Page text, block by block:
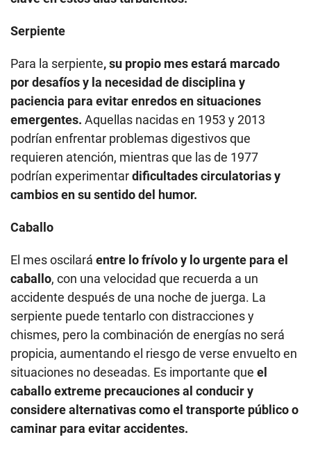
Serpiente
Para la serpiente, su propio mes estará marcado
por desafíos y la necesidad de disciplina y
paciencia para evitar enredos en situaciones
emergentes. Aquellas nacidas en 1953 y 2013
podrían enfrentar problemas digestivos que
requieren atención, mientras que las de 1977
podrían experimentardificultades circulatorias y
cambios en su sentido del humor.
Caballo
El mes oscilará entre lo frívolo y lo urgente para el
caballo, con una velocidad que recuerda a un
accidente después de una noche de juerga. La
serpiente puede tentarlo con distracciones y
chismes, pero la combinación de energías no será
propicia, aumentando el riesgo de verse envuelto en
situaciones no deseadas. Es importante que el
caballo extreme precaucionesal conducir y
considere alternativas como el transporte público o
caminar para evitar accidentes.